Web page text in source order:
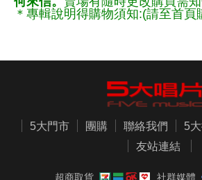
＊專輯說明得購物須知:(請至首頁
5大門市 團購 聯絡我們 5
友站連結
超商取貨 社群媒體